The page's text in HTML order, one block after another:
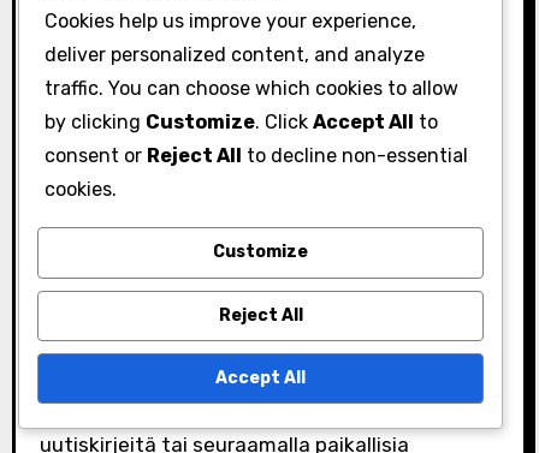
rahoittaakseen ohjelmiaan, jotka voivat
vaihdella koulutusresursseista
terveyspalveluihin.
Harkitse toistuvien lahjoitusten asettamista
paikallisille voittoa tavoittelemattomille
jatkuva tuki voi auttaa organisaatioita
suunnittelemaan ja toteuttamaan aloitteitaan
Pysy ajan tasalla erityisistä
lahjoituskampanjoista ja -aloitteista tilaamalla
uutiskirjeitä tai seuraamalla paikallisia
Cookies help us improve your experience,
deliver personalized content, and analyze
traffic. You can choose which cookies to allow
by clicking Customize. Click Accept All to
consent or Reject All to decline non-essential
cookies.
Customize
Reject All
Accept All